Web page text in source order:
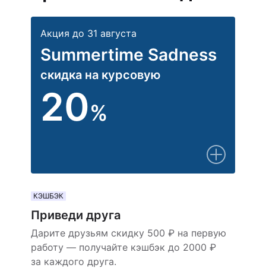
Акция до 31 августа
Summertime Sadness
скидка на курсовую
20%
КЭШБЭК
Приведи друга
Дарите друзьям скидку 500 ₽ на первую
работу — получайте кэшбэк до 2000 ₽
за каждого друга.